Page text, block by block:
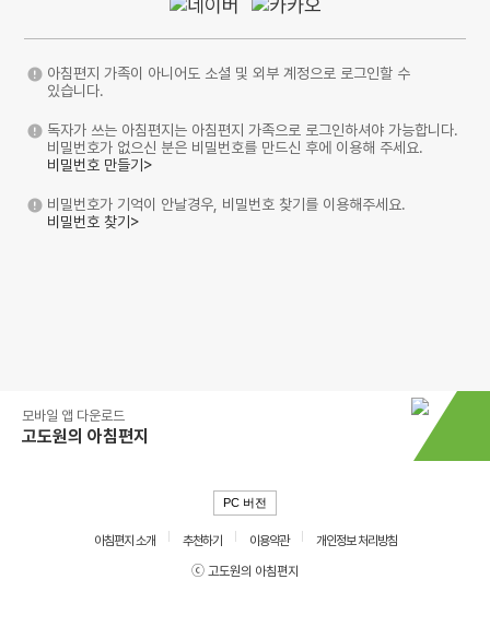
아침편지 가족이 아니어도 소셜 및 외부 계정으로 로그인할 수
있습니다.
독자가 쓰는 아침편지는 아침편지 가족으로 로그인하셔야 가능합니다.
비밀번호가 없으신 분은 비밀번호를 만드신 후에 이용해 주세요.
비밀번호 만들기>
비밀번호가 기억이 안날경우, 비밀번호 찾기를 이용해주세요.
비밀번호 찾기>
모바일 앱 다운로드
고도원의 아침편지
PC 버전
아침편지 소개 추천하기 이용약관
개인정보 처리방침
ⓒ 고도원의 아침편지